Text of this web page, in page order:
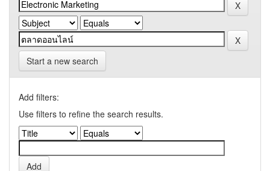
Start a new search
Add filters:
Use filters to refine the search results.